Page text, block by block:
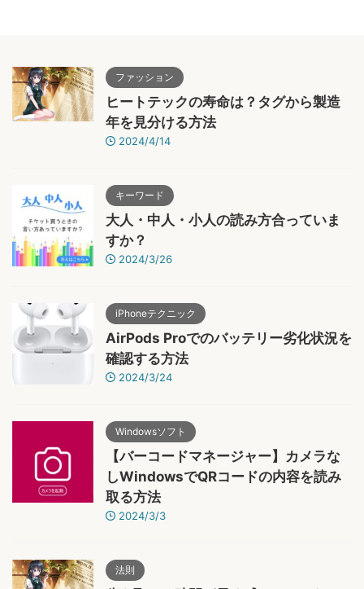
ファッション
ヒートテックの寿命は？タグから製造
年を見分ける方法
2024/4/14
キーワード
大人・中人・小人の読み方合っていま
すか？
2024/3/26
iPhoneテクニック
AirPods Proでのバッテリー劣化状況を
確認する方法
2024/3/24
Windowsソフト
【バーコードマネージャー】カメラな
しWindowsでQRコードの内容を読み
取る方法
2024/3/3
法則